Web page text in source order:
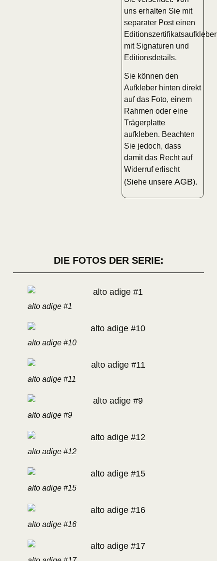
uns erhalten Sie mit
separater Post einen
Editionszertifikatsaufkleber
mit Signaturen und
Editionsdetails.
Sie können den
Aufkleber hinten direkt
auf das Foto, einem
Rahmen oder eine
Trägerplatte
aufkleben. Beachten
Sie jedoch, dass
damit das Recht auf
Widerruf erlischt
(Siehe unsereAGB).
DIE FOTOS DER SERIE:
alto adige #1
alto adige #10
alto adige #11
alto adige #9
alto adige #12
alto adige #15
alto adige #16